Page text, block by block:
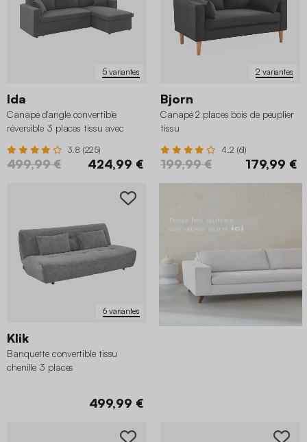
5 variantes
Ida
Canapé d'angle convertible
réversible 3 places tissu avec
3.8 (225)
499,99 € 424,99 €
2 variantes
Bjorn
Canapé 2 places bois de peuplier
tissu
4.2 (61)
199,99 € 179,99 €
6 variantes
Klik
Banquette convertible tissu
chenille 3 places
499,99 €